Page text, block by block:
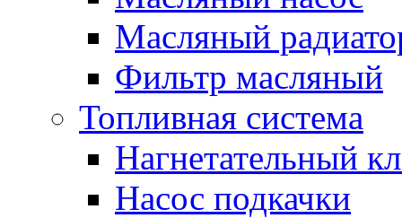
Масляный
Фильтр масляный
Топливная система
Нагнетательный
Насос подкачки